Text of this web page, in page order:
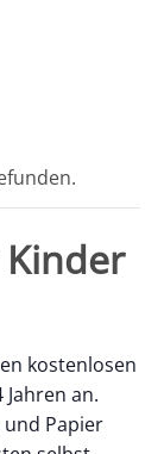
kostenlosen
an.
Papier